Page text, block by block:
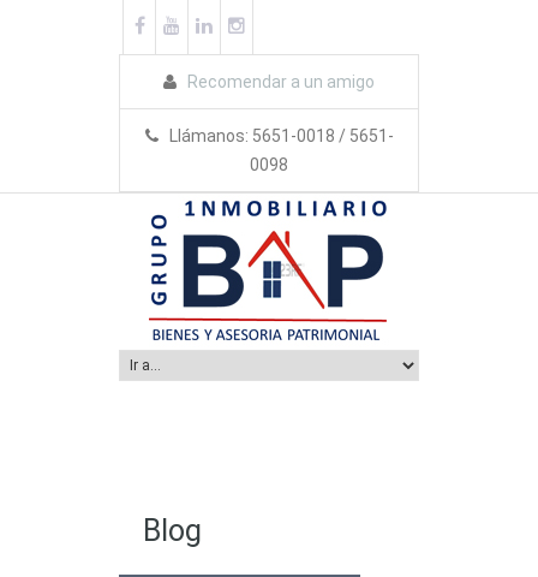
Recomendar a un amigo
Llámanos: 5651-0018 / 5651-
0098
Blog